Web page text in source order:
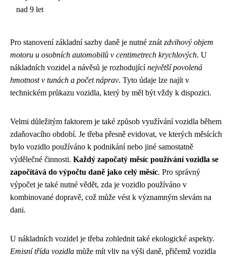
nad 9 let
Pro stanovení základní sazby daně je nutné znát zdvihový objem
motoru u osobních automobilů v centimetrech krychlových. U
nákladních vozidel a návěsů je rozhodujícínejvětší povolená
hmotnost v tunách a počet náprav. Tyto údaje lze najít v
technickém průkazu vozidla, který by měl být vždy k dispozici.
Velmi důležitým faktorem je také způsob využívání vozidla během
zdaňovacího období. Je třeba přesně evidovat, ve kterých měsících
bylo vozidlo používáno k podnikání nebo jiné samostatně
výdělečné činnosti. Každý započatý měsíc používání vozidla se
započítává do výpočtu daně jako celý měsíc. Pro správný
výpočet je také nutné vědět, zda je vozidlo používáno v
kombinované dopravě, což může vést k významným slevám na
dani.
U nákladních vozidel je třeba zohlednit také ekologické aspekty.
Emisní třída vozidla může mít vliv na výši daně, přičemž vozidla